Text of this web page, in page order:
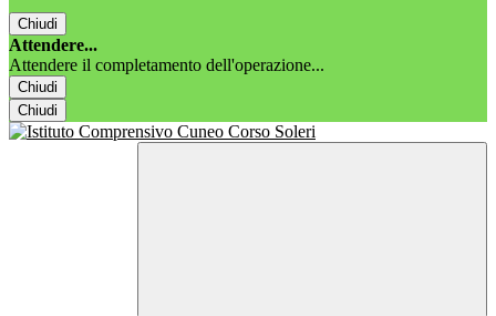
Chiudi
Attendere...
Attendere il completamento dell'operazione...
Chiudi
Chiudi